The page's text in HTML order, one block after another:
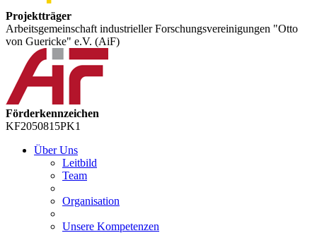
Projektträger
Arbeitsgemeinschaft industrieller Forschungsvereinigungen "Otto
von Guericke" e.V. (AiF)
Förderkennzeichen
KF2050815PK1
Über Uns
Leitbild
Team
Organisation
Unsere Kompetenzen